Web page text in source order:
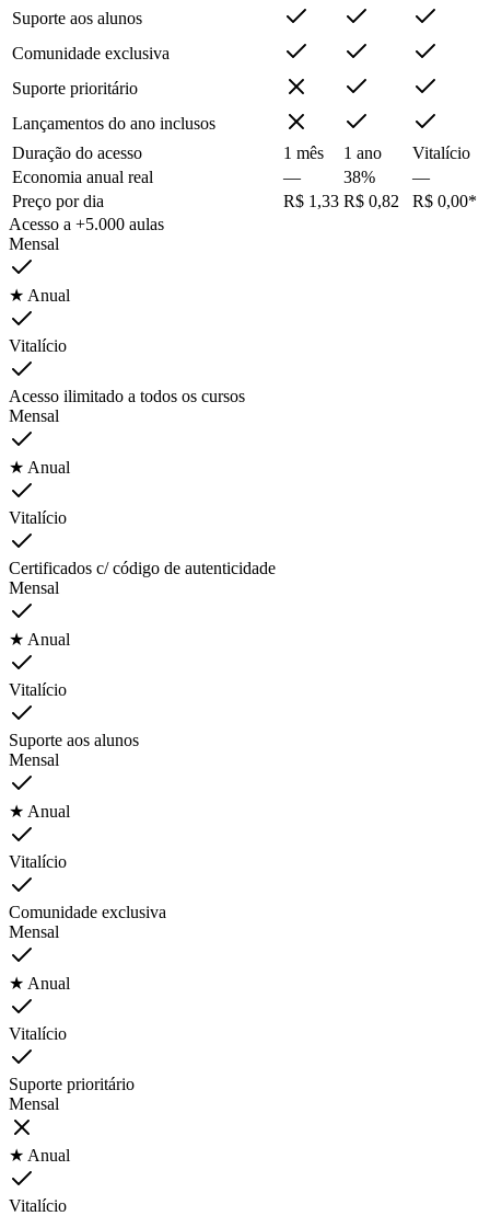
Suporte aos alunos
Comunidade exclusiva
Suporte prioritário
Lançamentos do ano inclusos
Duração do acesso
1 mês 1 ano
Vitalício
Economia anual real
— 38%
—
Preço por dia
R$ 1,33 R$ 0,82
R$ 0,00*
Acesso a +5.000 aulas
Mensal
★ Anual
Vitalício
Acesso ilimitado a todos os cursos
Mensal
★ Anual
Vitalício
Certificados c/ código de autenticidade
Mensal
★ Anual
Vitalício
Suporte aos alunos
Mensal
★ Anual
Vitalício
Comunidade exclusiva
Mensal
★ Anual
Vitalício
Suporte prioritário
Mensal
★ Anual
Vitalício